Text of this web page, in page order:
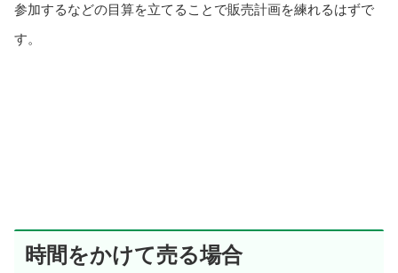
参加するなどの目算を立てることで販売計画を練れるはずで
す。
時間をかけて売る場合